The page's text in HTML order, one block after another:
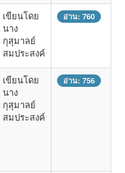
เขียนโดย
นาง
กุสุมาลย์
สมประสงค์
อ่าน: 760
เขียนโดย
นาง
กุสุมาลย์
สมประสงค์
อ่าน: 756